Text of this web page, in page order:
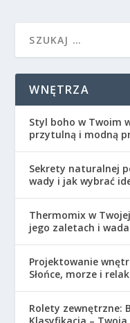
WNĘTRZA
Styl boho w Twoim
przytulną i modną
Sekrety naturalnej
wady i jak wybrać
Thermomix w
jego zaletach i
Projektowanie
Słońce, morze i
Rolety zewnętrzne: